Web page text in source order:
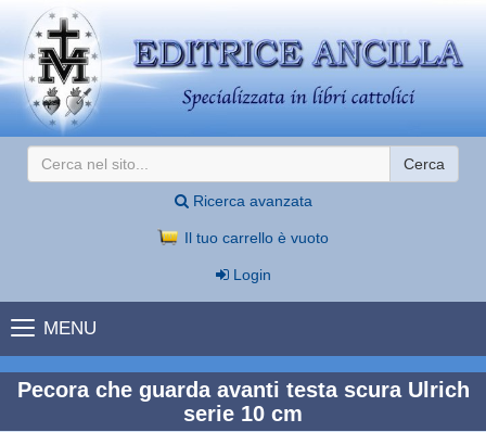
Cerca
Ricerca avanzata
Il tuo carrello è vuoto
Login
MENU
Pecora che guarda avanti testa scura Ulrich
serie 10 cm